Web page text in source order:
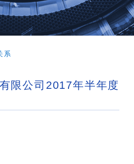
系
限公司2017年半年度